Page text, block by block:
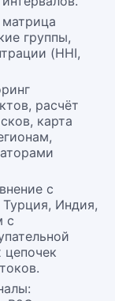
группы,
(HHI,
расчёт
карта
с
Индия,
с
цепочек